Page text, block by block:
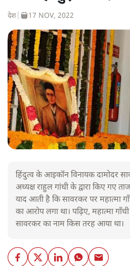
देश 17 NOV, 2022
हिंदुत्व के आइकॉन विनायक दामोदर
अध्यक्ष राहुल गांधी के द्वारा किए गए
याद आती है कि सावरकर पर महात्मा
का आरोप लगा था। पढ़िए, महात्मा
सावरकर का नाम किस तरह आया था।